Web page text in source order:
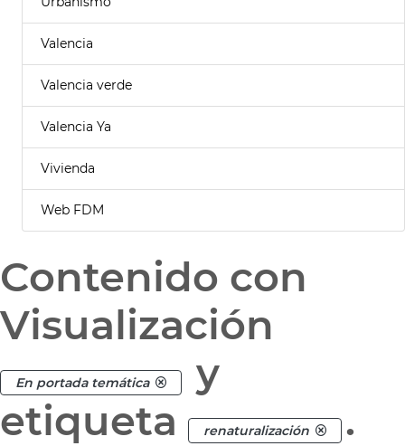
Valencia
Valencia verde
Valencia Ya
Vivienda
Web FDM
Contenido con
Visualización
En portada temática
y
etiqueta
renaturalización .